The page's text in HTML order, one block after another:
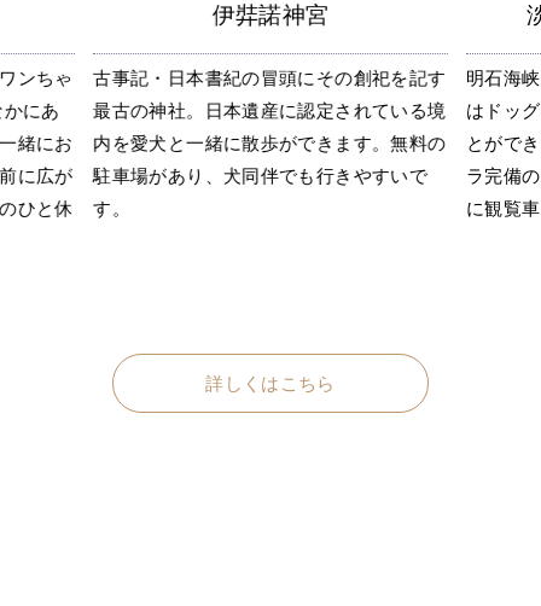
ンちゃ
にあ
緒にお
に広が
ひと休
伊弉諾神宮
古事記・日本書紀の冒頭にその創祀を記す
最古の神社。日本遺産に認定されている境
内を愛犬と一緒に散歩ができます。無料の
駐車場があり、犬同伴でも行きやすいで
す。
明石海
はドッ
とがで
ラ完備
に観覧
詳しくはこちら